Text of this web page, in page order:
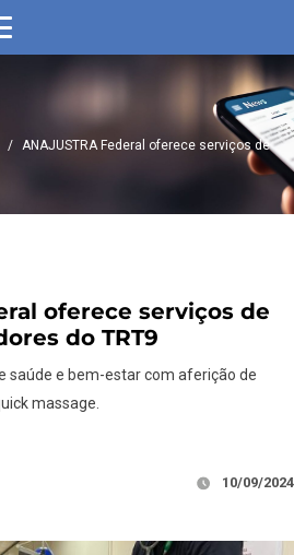
/ ANAJUSTRA Federal oferece serviços de
oferece serviços de
do TRT9
saúde e bem-estar com aferição de
massage.
10/09/2024